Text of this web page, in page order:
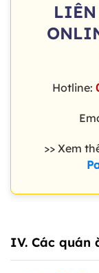
LIÊN
Hotline:
>> Xem
IV. Các quán